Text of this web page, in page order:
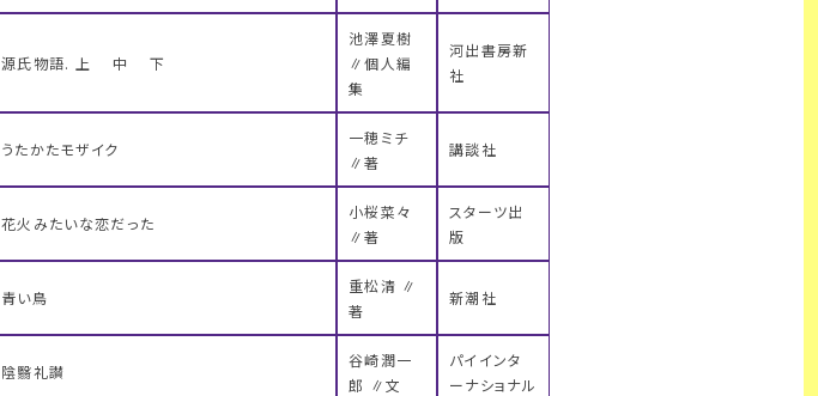
源氏物語. 上 中 下
池澤夏樹
∥個人編
集
河出書房新
社
うたかたモザイク
一穂ミチ
∥著
講談社
花火みたいな恋だった
小桜菜々
∥著
スターツ出
版
青い鳥
重松清 ∥
著
新潮社
陰翳礼讃
谷崎潤一
郎 ∥文
パイインタ
ーナショナル